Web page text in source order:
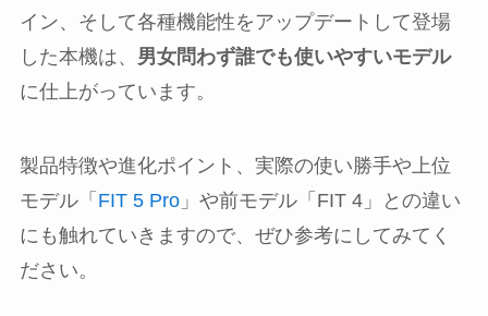
イン、そして各種機能性をアップデートして登場
した本機は、 男女問わず誰でも使いやすいモデル
に仕上がっています。
製品特徴や進化ポイント、実際の使い勝手や上位
モデル「 FIT 5 Pro」や前モデル「FIT 4」との違い
にも触れていきますので、ぜひ参考にしてみてく
ださい。